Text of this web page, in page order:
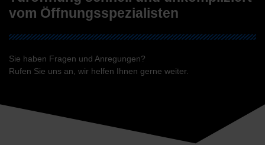
vom Öffnungsspezialisten
Sie haben Fragen und Anregungen?
Rufen Sie uns an, wir helfen Ihnen gerne weiter.